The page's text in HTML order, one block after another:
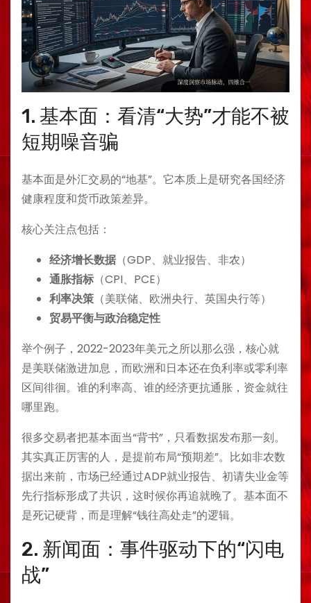
1. 基本面：看清“大势”才能不被
短期噪音骗
基本面是外汇交易的“地基”。它本质上是研究各国经济
健康程度和货币政策差异。
核心关注点包括：
经济增长数据 （GDP、就业报告、非农）
通胀指标 （CPI、PCE）
利率决策 （美联储、欧洲央行、英国央行等）
贸易平衡与政治稳定性
举个例子，2022-2023年美元之所以那么强，核心就
是美联储激进加息，而欧洲和日本还在负利率或零利率
区间徘徊。谁的利率高、谁的经济更抗通胀，资金就往
哪里跑。
很多交易者把基本面当“背书”，只看数据发布那一刻。
其实真正厉害的人，是提前布局“预期差”。比如非农数
据出来前，市场已经通过ADP就业报告、初请失业金等
先行指标形成了共识，这时候你再追就晚了。基本面不
是死记硬背，而是理解“钱往高处走”的逻辑。
2. 新闻面：事件驱动下的“闪电
战”